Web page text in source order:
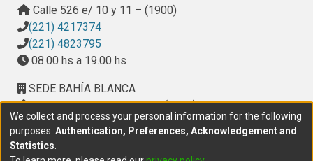
Calle 526 e/ 10 y 11 – (1900)
(221) 4217374
(221) 4823795
08.00 hs a 19.00 hs
SEDE BAHÍA BLANCA
Calle Ciudad de Cali 320 – (8000). Universidad
Provincial del Sudoeste (UPSO)
(291) 459 2550
, interno 147
10.00 h a 14.00 h
We collect and process your personal information for the following
purposes: Authentication, Preferences, Acknowledgement and
Statistics